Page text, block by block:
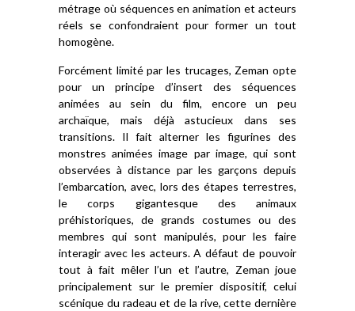
métrage où séquences en animation et acteurs
réels se confondraient pour former un tout
homogène.
Forcément limité par les trucages, Zeman opte
pour un principe d’insert des séquences
animées au sein du film, encore un peu
archaïque, mais déjà astucieux dans ses
transitions. Il fait alterner les figurines des
monstres animées image par image, qui sont
observées à distance par les garçons depuis
l’embarcation, avec, lors des étapes terrestres,
le corps gigantesque des animaux
préhistoriques, de grands costumes ou des
membres qui sont manipulés, pour les faire
interagir avec les acteurs. A défaut de pouvoir
tout à fait mêler l’un et l’autre, Zeman joue
principalement sur le premier dispositif, celui
scénique du radeau et de la rive, cette dernière